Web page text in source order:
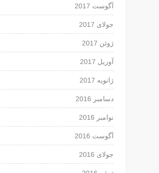
آگوست 2017
جولای 2017
ژوئن 2017
آوریل 2017
ژانویه 2017
دسامبر 2016
نوامبر 2016
آگوست 2016
جولای 2016